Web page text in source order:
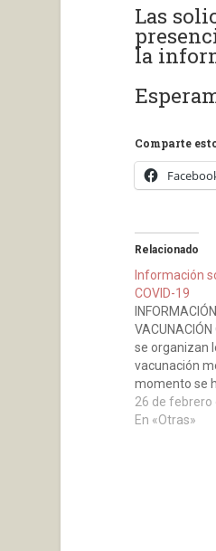
Las
la
Comparte
Relacionado
Información
COVID-19
se organizan
vacunación
momento se
domicilio” las
las
26 de febrero
En «Otras»